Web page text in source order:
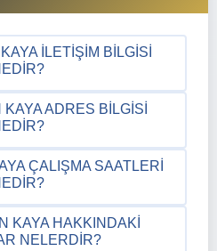
İLETIŞIM BILGISI
ADRES BILGISI
ÇALIŞMA SAATLERI
KAYA HAKKINDAKI
NELERDIR?